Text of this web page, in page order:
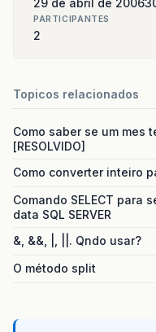
PARTICIPANTES
2
Topicos relacionados
Como saber se um mes
[RESOLVIDO]
Como converter inteiro
Comando SELECT para
data SQL SERVER
&, &&, |, ||. Qndo usar?
O método split